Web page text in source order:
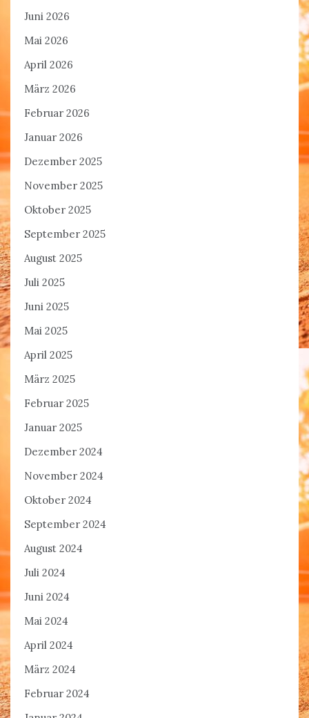
Juni 2026
Mai 2026
April 2026
März 2026
Februar 2026
Januar 2026
Dezember 2025
November 2025
Oktober 2025
September 2025
August 2025
Juli 2025
Juni 2025
Mai 2025
April 2025
März 2025
Februar 2025
Januar 2025
Dezember 2024
November 2024
Oktober 2024
September 2024
August 2024
Juli 2024
Juni 2024
Mai 2024
April 2024
März 2024
Februar 2024